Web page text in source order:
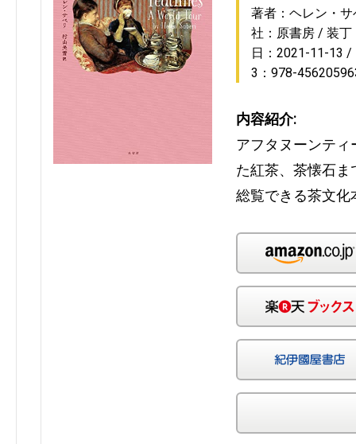
著者：ヘレン・サ
社：原書房
装丁
日：2021-11-13
3：978-
内容紹介:
アフタヌーンテ
た紅茶、茶懐石
総覧できる茶文化